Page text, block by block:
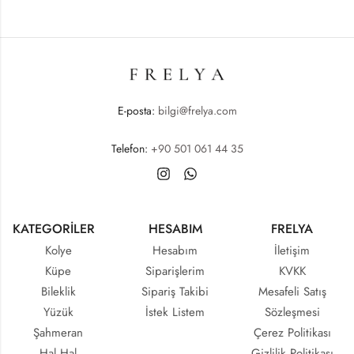
E-posta: bilgi@frelya.com
Telefon: +90 501 061 44 35
KATEGORİLER
Kolye
Küpe
Bileklik
Yüzük
Şahmeran
HESABIM
Hesabım
Siparişlerim
Sipariş Takibi
İstek Listem
FRELYA
İletişim
KVKK
Mesafeli Satış
Sözleşmesi
Çerez Politikası